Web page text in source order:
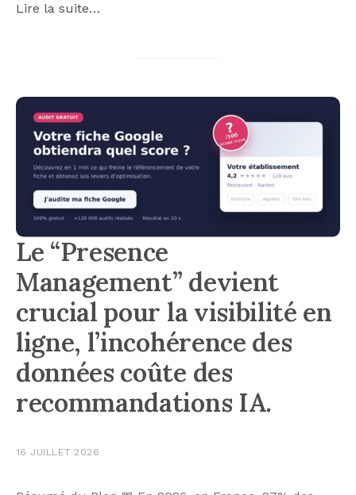
Lire la suite…
Le “Presence
Management” devient
crucial pour la visibilité en
ligne, l’incohérence des
données coûte des
recommandations IA.
16 JUILLET 2026